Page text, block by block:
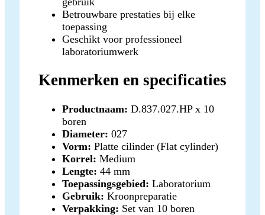
Betrouwbare prestaties bij elke
toepassing
Geschikt voor professioneel
laboratoriumwerk
Kenmerken en specificaties
Productnaam: D.837.027.HP x 10
boren
Diameter: 027
Vorm: Platte cilinder (Flat cylinder)
Korrel: Medium
Lengte: 44 mm
Toepassingsgebied: Laboratorium
Gebruik: Kroonpreparatie
Verpakking: Set van 10 boren